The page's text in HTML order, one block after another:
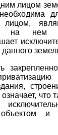
лицом
лицом,
на нем
что
и